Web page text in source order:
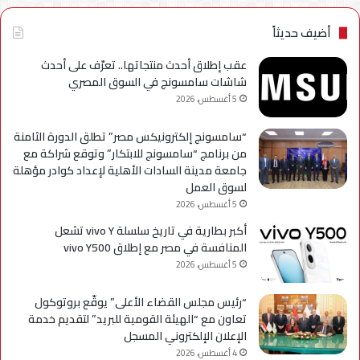
NTRA
مؤقت
أضيف حديثاً
عقب إطلاق أحدث منتجاتها.. تعرّف على أحدث
شاشات سامسونج في السوق المصري
5 أغسطس، 2026
“سامسونج إلكترونيكس مصر” تطلق الدورة الثامنة
من برنامج “سامسونج للابتكار” وتوقع شراكة مع
جامعة مدينة السادات الأهلية لإعداد كوادر مؤهلة
لسوق العمل
5 أغسطس، 2026
أكبر بطارية في تاريخ سلسلة vivo Y تشعل
المنافسة في مصر مع إطلاق vivo Y500
5 أغسطس، 2026
“رئيس مجلس القضاء الأعلى” يوقّع بروتوكول
تعاون مع “الهيئة القومية للبريد” لتقديم خدمة
الإعلان الإلكتروني المسجل
4 أغسطس، 2026